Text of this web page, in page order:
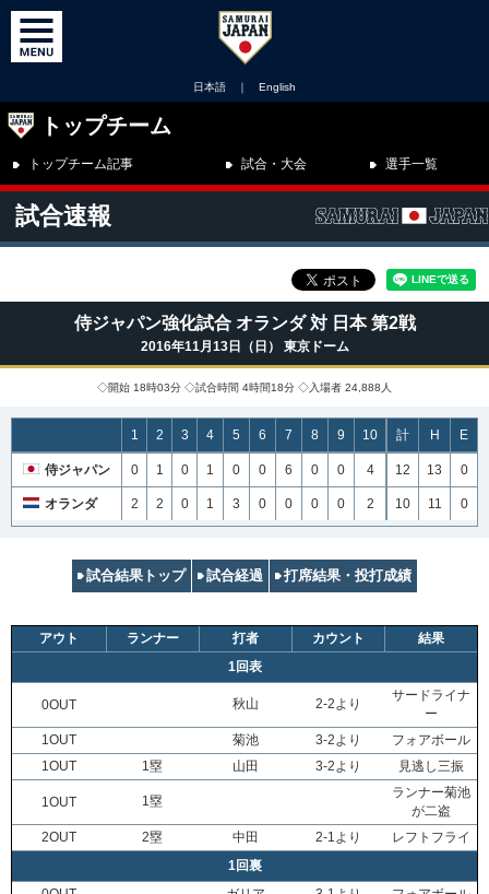
日本語 ｜ English
トップチーム
トップチーム記事 試合・大会 選手一覧
試合速報
侍ジャパン強化試合 オランダ 対 日本 第2戦
2016年11月13日（日） 東京ドーム
◇開始 18時03分 ◇試合時間 4時間18分 ◇入場者 24,888人
1 2 3 4 5 6 7 8 9 10 計 H E
侍ジャパン 0 1 0 1 0 0 6 0 0 4 12 13 0
オランダ 2 2 0 1 3 0 0 0 0 2 10 11 0
試合結果トップ 試合経過 打席結果・投打成績
アウト ランナー 打者 カウント
結果
1回表
0OUT 秋山 2-2より
サードライナ
ー
1OUT
菊池 3-2より
フォアボール
1OUT
1塁 山田 3-2より 見逃し三振
1OUT 1塁
ランナー菊池
が二盗
2OUT
2塁 中田 2-1より
レフトフライ
1回裏